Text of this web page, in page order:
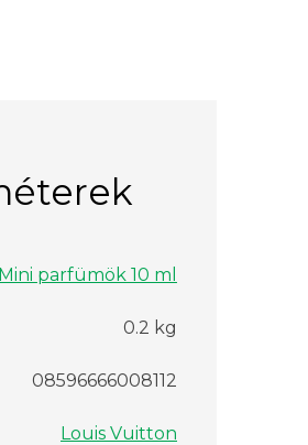
Mini parfümök 10 ml
0.2 kg
08596666008112
Louis Vuitton